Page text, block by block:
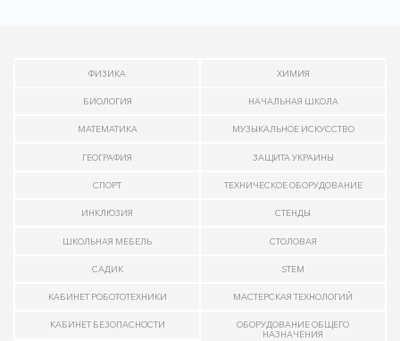
ФИЗИКА ХИМИЯ
БИОЛОГИЯ НАЧАЛЬНАЯ ШКОЛА
МАТЕМАТИКА МУЗЫКАЛЬНОЕ ИСКУССТВО
ГЕОГРАФИЯ ЗАЩИТА УКРАИНЫ
СПОРТ ТЕХНИЧЕСКОЕ ОБОРУДОВАНИЕ
ИНКЛЮЗИЯ СТЕНДЫ
ШКОЛЬНАЯ МЕБЕЛЬ СТОЛОВАЯ
САДИК STEM
КАБИНЕТ РОБОТОТЕХНИКИ МАСТЕРСКАЯ ТЕХНОЛОГИЙ
КАБИНЕТ БЕЗОПАСНОСТИ
ОБОРУДОВАНИЕ ОБЩЕГО
НАЗНАЧЕНИЯ